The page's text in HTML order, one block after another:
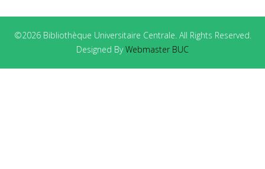
©2026 Bibliothèque Universitaire Centrale. All Rights Reserved.
Designed ByWebmaster BUC